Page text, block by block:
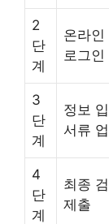
2
단
계
온라인
로그인
3
단
계
정보
서류
4
단
계
최종
제출